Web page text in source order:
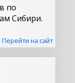
по
Сибири.
Перейти на сайт